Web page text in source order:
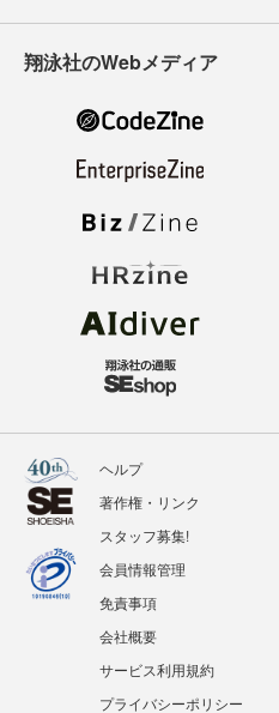
翔泳社のWebメディア
ヘルプ
著作権・リンク
スタッフ募集!
会員情報管理
免責事項
会社概要
サービス利用規約
プライバシーポリシー